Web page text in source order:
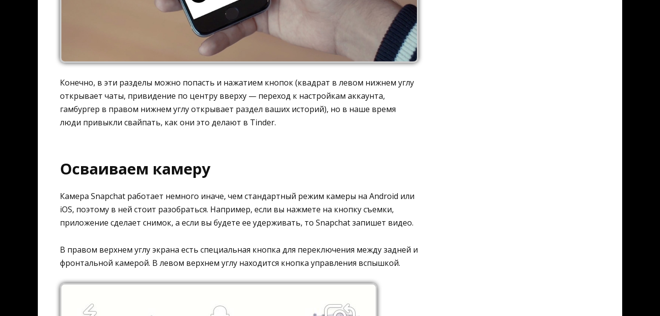
Конечно, в эти разделы можно попасть и нажатием кнопок (квадрат в левом нижнем углу
открывает чаты, привидение по центру вверху — переход к настройкам аккаунта,
гамбургер в правом нижнем углу открывает раздел ваших историй), но в наше время
люди привыкли свайпать, как они это делают в Tinder.
Осваиваем камеру
Камера Snapchat работает немного иначе, чем стандартный режим камеры на Android или
iOS, поэтому в ней стоит разобраться. Например, если вы нажмете на кнопку съемки,
приложение сделает снимок, а если вы будете ее удерживать, то Snapchat запишет видео.
В правом верхнем углу экрана есть специальная кнопка для переключения между задней и
фронтальной камерой. В левом верхнем углу находится кнопка управления вспышкой.